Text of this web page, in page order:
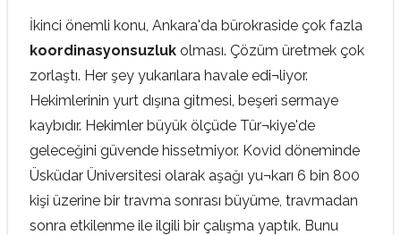
İkinci önemli konu, Ankara'da bürokraside çok fazla
koordinasyonsuzluk olması. Çözüm üretmek çok
zorlaştı. Her şey yukarılara havale edi¬liyor.
Hekimlerinin yurt dışına gitmesi, beşeri sermaye
kaybıdır. Hekimler büyük ölçüde Tür¬kiye'de
geleceğini güvende hissetmiyor. Kovid döneminde
Üsküdar Üniversitesi olarak aşağı yu¬karı 6 bin 800
kişi üzerine bir travma sonrası büyüme, travmadan
sonra etkilenme ile ilgili bir çalışma yaptık. Bunu